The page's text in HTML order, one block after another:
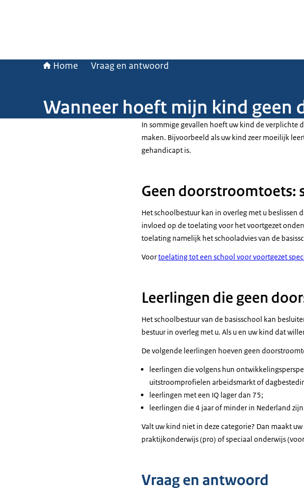
Home Vraag en antwoord
Wanneer hoeft mijn kind geen
In sommige gevallen hoeft uw kind de verplichte
maken. Bijvoorbeeld als uw kind zeer moeilijk
gehandicapt is.
Geen doorstroomtoets:
Het schoolbestuur kan in overleg met u
invloed op de toelating voor het voortgezet
toelating namelijk het schooladvies van de
Voortoelating tot een school voor voortgezet
Leerlingen die geen
Het schoolbestuur van de basisschool kan
bestuur in overleg met u. Als u en uw kind dat
De volgende leerlingen hoeven geen
leerlingen die volgens hun
uitstroomprofielen arbeidsmarkt of
leerlingen met een IQ lager dan 75;
leerlingen die 4 jaar of minder in Nederland
Valt uw kind niet in deze categorie? Dan maakt
praktijkonderwijs (pro) of speciaal onderwijs
Vraag en antwoord